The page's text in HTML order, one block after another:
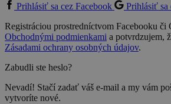
Prihlásiť sa cez Facebook
Prihlásiť sa
Registráciou prostredníctvom Facebooku či
Obchodnými podmienkami a potvrdzujem,
Zásadami ochrany osobných údajov.
Zabudli ste heslo?
Nevadí! Stačí zadať váš e-mail a my vám
vytvoríte nové.